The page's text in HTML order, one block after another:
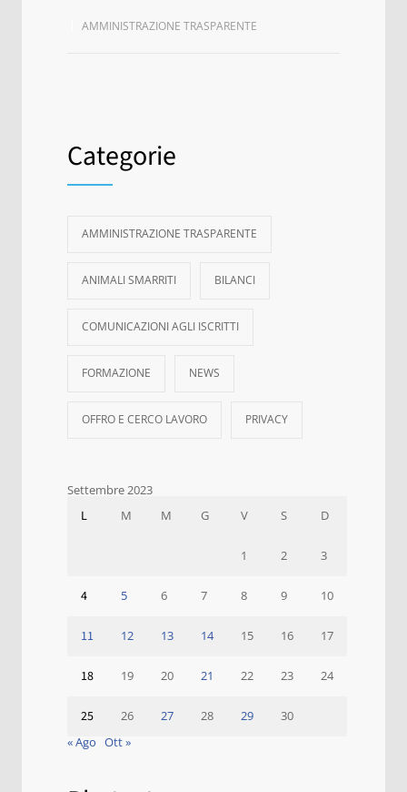
AMMINISTRAZIONE TRASPARENTE
Categorie
AMMINISTRAZIONE TRASPARENTE
ANIMALI SMARRITI BILANCI
COMUNICAZIONI AGLI ISCRITTI
FORMAZIONE NEWS
OFFRO E CERCO LAVORO PRIVACY
Settembre 2023
L M M G V S D
1 2 3
4 5 6 7 8 9 10
11 12 13 14 15 16 17
18 19 20 21 22 23 24
25 26 27 28 29
30
« Ago Ott »